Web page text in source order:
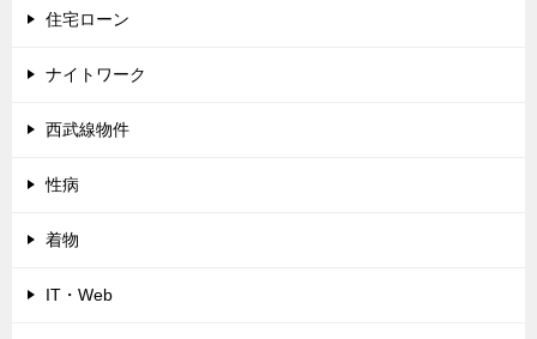
住宅ローン
ナイトワーク
西武線物件
性病
着物
IT・Web